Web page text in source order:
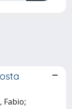
Fabio;